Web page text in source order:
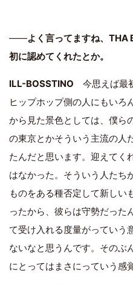
――よく言ってますね、THA
初に認めてくれたとか。
ILL-BOSSTINO 今思えば最
ヒップホップ側の人にもいろ
から見た景色としては、僕ら
の東京とかそういう主流の人
たんだと思います。迎えてく
はなかった。そういう人たち
ものをある種否定して新しい
ったから、彼らは守勢だった
て受け入れる度量がっていう
ないなと思うんです。そのぶ
にとってはまさにっていう感